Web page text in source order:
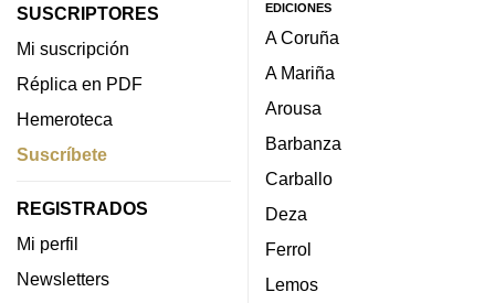
SUSCRIPTORES
Mi suscripción
Réplica en PDF
Hemeroteca
Suscríbete
REGISTRADOS
Mi perfil
Newsletters
EDICIONES
A Coruña
A Mariña
Arousa
Barbanza
Carballo
Deza
Ferrol
Lemos